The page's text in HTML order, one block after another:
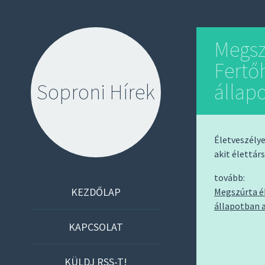
Soproni Hírek
KEZDŐLAP
KAPCSOLAT
KÜLDJ RSS-T!
akit
tovább:
Megszúrta
állapotban